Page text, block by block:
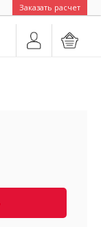
Заказать расчет